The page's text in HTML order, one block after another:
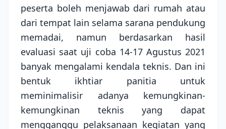
peserta boleh menjawab dari rumah atau
dari tempat lain selama sarana pendukung
memadai, namun berdasarkan hasil
evaluasi saat uji coba 14-17 Agustus 2021
banyak mengalami kendala teknis. Dan ini
bentuk ikhtiar panitia untuk
meminimalisir adanya kemungkinan-
kemungkinan teknis yang dapat
mengganggu pelaksanaan kegiatan yang